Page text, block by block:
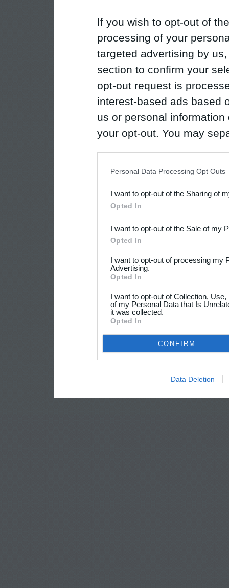
If you wish to opt-out of
processing of your
targeted advertising by
section to confirm your
opt-out request is
interest-based ads based
us or personal
your opt-out. You may
Downstream Participants
third parties.
Personal Data Processing Opt Outs
I want to opt-out of the Sharing of
Opted In
I want to opt-out of the Sale of my
Opted In
I want to opt-out of processing my
Advertising.
Opted In
I want to opt-out of Collection,
of my Personal Data that Is
it was collected.
Opted In
CONFIRM
Data Deletion